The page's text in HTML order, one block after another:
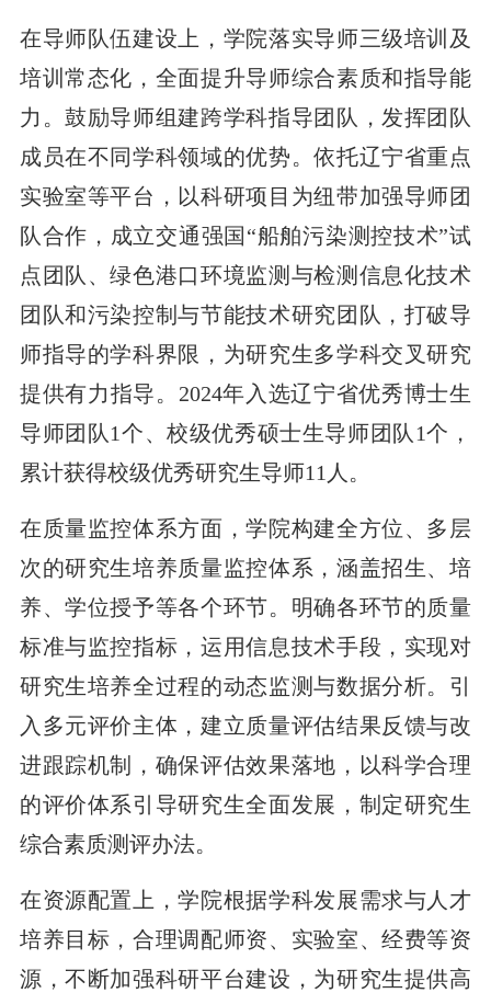
在导师队伍建设上，学院落实导师三级培训及
培训常态化，全面提升导师综合素质和指导能
力。鼓励导师组建跨学科指导团队，发挥团队
成员在不同学科领域的优势。依托辽宁省重点
实验室等平台，以科研项目为纽带加强导师团
队合作，成立交通强国“船舶污染测控技术”试
点团队、绿色港口环境监测与检测信息化技术
团队和污染控制与节能技术研究团队，打破导
师指导的学科界限，为研究生多学科交叉研究
提供有力指导。2024年入选辽宁省优秀博士生
导师团队1个、校级优秀硕士生导师团队1个，
累计获得校级优秀研究生导师11人。
在质量监控体系方面，学院构建全方位、多层
次的研究生培养质量监控体系，涵盖招生、培
养、学位授予等各个环节。明确各环节的质量
标准与监控指标，运用信息技术手段，实现对
研究生培养全过程的动态监测与数据分析。引
入多元评价主体，建立质量评估结果反馈与改
进跟踪机制，确保评估效果落地，以科学合理
的评价体系引导研究生全面发展，制定研究生
综合素质测评办法。
在资源配置上，学院根据学科发展需求与人才
培养目标，合理调配师资、实验室、经费等资
源，不断加强科研平台建设，为研究生提供高